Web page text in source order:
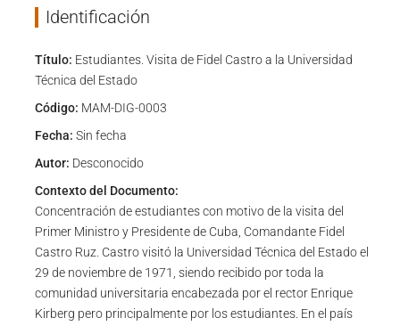
Identificación
Título: Estudiantes. Visita de Fidel Castro a la Universidad
Técnica del Estado
Código: MAM-DIG-0003
Fecha: Sin fecha
Autor: Desconocido
Contexto del Documento:
Concentración de estudiantes con motivo de la visita del
Primer Ministro y Presidente de Cuba, Comandante Fidel
Castro Ruz. Castro visitó la Universidad Técnica del Estado el
29 de noviembre de 1971, siendo recibido por toda la
comunidad universitaria encabezada por el rector Enrique
Kirberg pero principalmente por los estudiantes. En el país